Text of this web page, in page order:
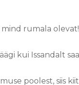
rumala
kui Issandalt
poolest, siis